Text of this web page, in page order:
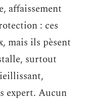
affaissement
: ces
mais ils pèsent
surtout
expert. Aucun